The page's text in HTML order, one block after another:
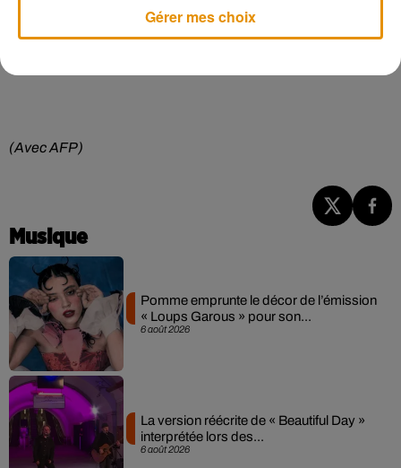
(Avec AFP)
Musique
6 août 2026
Pomme emprunte le décor de l’émission
« Loups Garous » pour son...
6 août 2026
La version réécrite de « Beautiful Day »
interprétée lors des...
Gérer mes choix